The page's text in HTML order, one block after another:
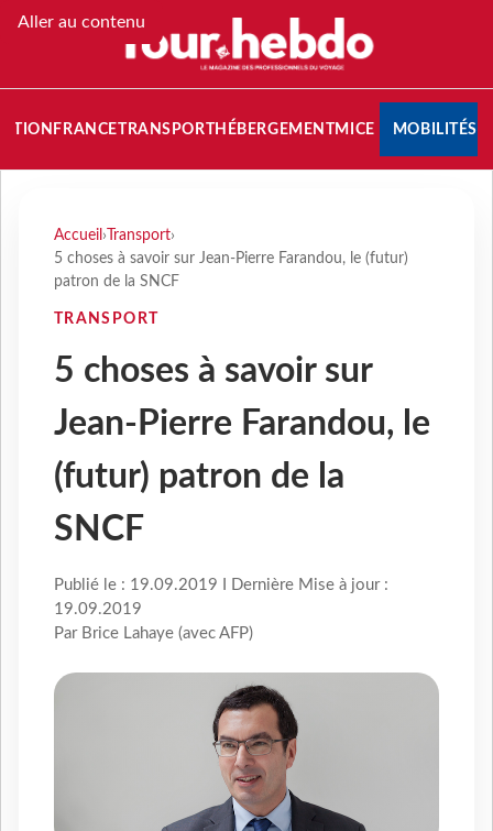
Aller au contenu
FRANCETRANSPORT HÉBERGEMENTMICE MOBILITÉS
Accueil › Transport›
5 choses à savoir sur Jean-Pierre Farandou, le (futur)
patron de la SNCF
TRANSPORT
5 choses à savoir sur
Jean-Pierre Farandou, le
(futur) patron de la
SNCF
Publié le : 19.09.2019 I Dernière Mise à jour :
19.09.2019
Par Brice Lahaye (avec AFP)